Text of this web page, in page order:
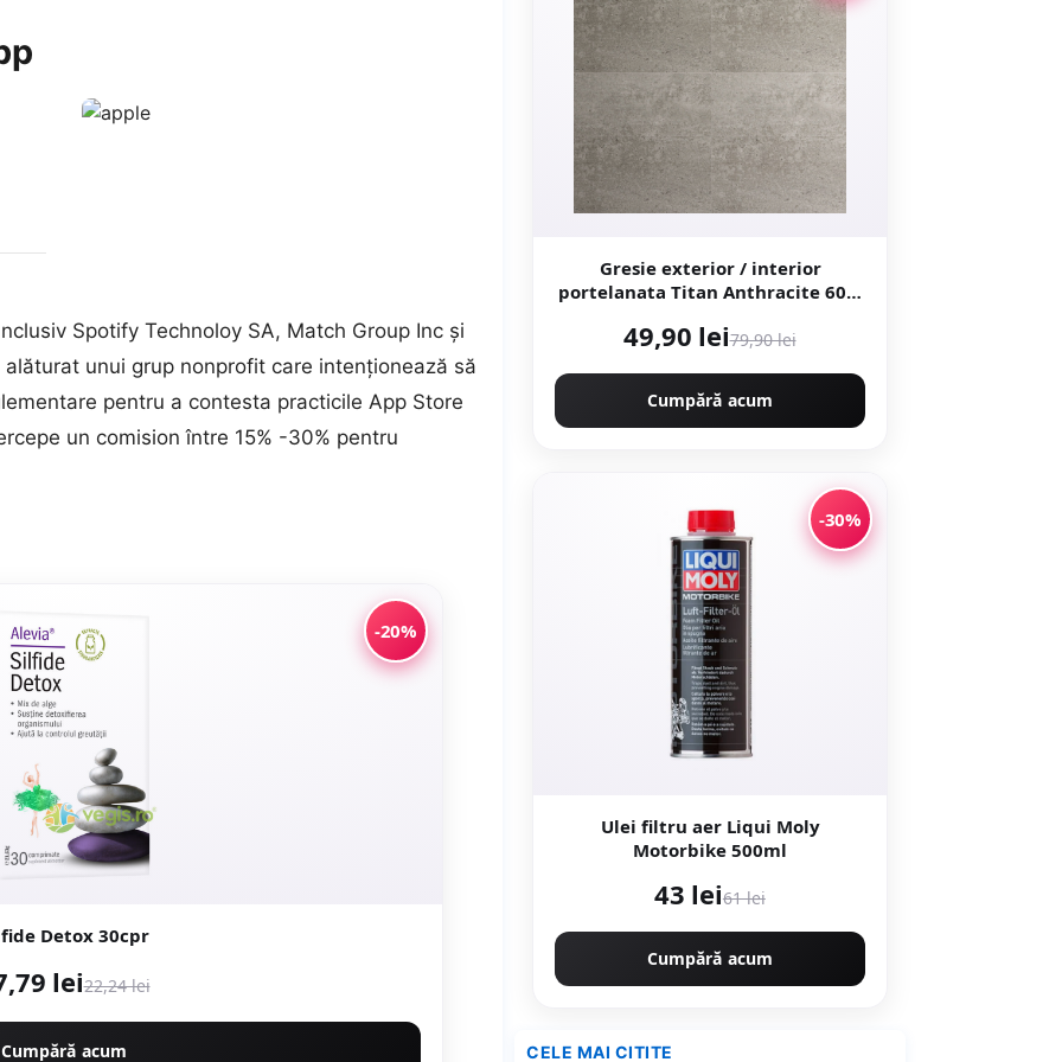
Spotify Technoloy SA, Match Group Inc și
alăturat unui grup nonprofit care intenționează să
pentru a contesta practicile App Store
un comision între 15% -30% pentru
-20%
Detox 30cpr
lei22,24 lei
Cumpără acum
Gresie exterior / interior
portelanata Titan Anthracite 60 x
ciment
49,90 lei79,90 lei
Cumpără acum
-30%
Ulei filtru aer Liqui Moly
Motorbike 500ml
43 lei61 lei
Cumpără acum
CELE MAI CITITE